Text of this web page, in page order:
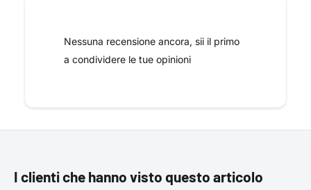
Nessuna recensione ancora, sii il primo
a condividere le tue opinioni
I clienti che hanno visto questo articolo